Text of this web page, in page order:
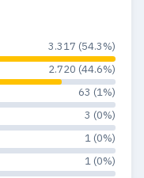
3.317 (54.3%)
2.720 (44.6%)
63 (1%)
3 (0%)
1 (0%)
1 (0%)